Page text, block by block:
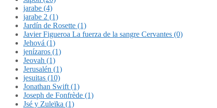
jarabe (4)
jarabe 2 (1)
Jardín de Rosette (1)
Javier Figueroa La fuerza de la sangre Cervantes (0)
Jehová (1)
jenízaros (1)
Jeovah (1)
Jerusalén (1)
jesuitas (10)
Jonathan Swift (1)
Joseph de Fonfrède (1)
Jsé y Zuleïka (1)